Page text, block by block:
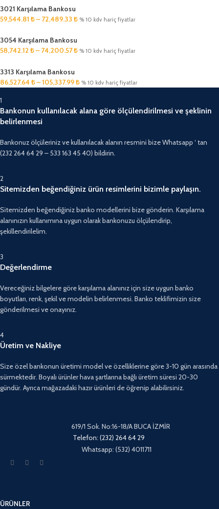
3021 Karşılama Bankosu
59,544.81 ₺– 72,489.33 ₺ % 10 kdv hariç fiyatlar
3054 Karşılama Bankosu
58,742.12 ₺– 74,200.57₺ % 10 kdv hariç fiyatlar
3313 Karşılama Bankosu
86,527.64 ₺–105,337.99₺ % 10 kdv hariç fiyatlar
1
Bankonun kullanılacak alana göre ölçülendirilmesi ve şeklinin
belirlenmesi
Bankonuz ölçüleriniz ve kullanılacak alanın resmini bize Whatsapp ‘ tan
(232 264 64 29 – 533 163 45 40) bildirin.
2
Sitemizden beğendiğiniz ürün resimlerini bizimle paylaşın.
Sitemizden beğendiğiniz banko modellerini bize gönderin. Karşılama
alanınızın kullanımına uygun olarak bankonuzu ölçülendirip,
şekillendirilelim.
3
Değerlendirme
Vereceğiniz bilgelere göre karşılama alanınız için size uygun banko
boyutları, renk, şekil ve modelin belirlenmesi. Banko teklifimizin size
gönderilmesi ve onayınız.
4
Üretim ve Nakliye
Size özel bankonun üretimi model ve özelliklerine göre 3-10 gün arasında
sürmektedir. Boyalı ürünler hava şartlarına bağlı üretim süresi 20-30
gündür. Ayrıca mağazadaki hazır ürünleri de öğrenip alabilirsiniz.
619/1 Sok. No:16-18/A BUCA İZMİR
Telefon: (232) 264 64 29
Whatsapp: (532) 4011711
ÜRÜNLER